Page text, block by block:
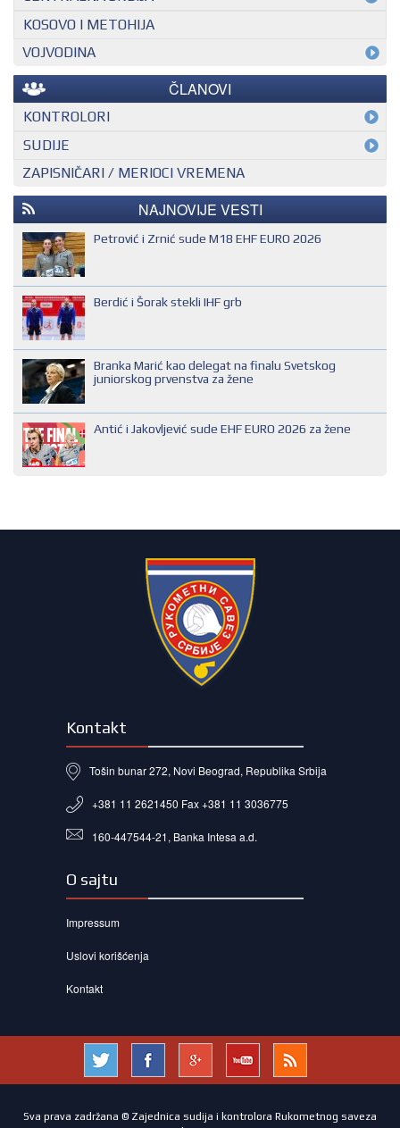
KOSOVO I METOHIJA
VOJVODINA
ČLANOVI
KONTROLORI
MEĐUNARODNI KONTROLOR
NACIONALNI KONTROLOR
REGIONALNI KONTROLOR
SUDIJE
EHF SUDIJA
IHF SUDIJA
MLADI EVROPSKI SUDIJA
NACIONALNI SUDIJA
REGIONALNI SUDIJA
SUDIJA DRUGE KATEGORIJE
SUDIJA OMLADINAC
SUDIJA PRVE KATEGORIJE
ZAPISNIČARI / MERIOCI VREMENA
NAJNOVIJE VESTI
Petrović i Zrnić sude M18 EHF EURO 2026
Berdić i Šorak stekli IHF grb
Branka Marić kao delegat na finalu Svetskog
juniorskog prvenstva za žene
Antić i Jakovljević sude EHF EURO 2026 za žene
Kontakt
Tošin bunar 272, Novi Beograd, Republika Srbija
+381 11 2621450 Fax +381 11 3036775
160-447544-21, Banka Intesa a.d.
O sajtu
Impressum
Uslovi korišćenja
Kontakt
Sva prava zadržana © Zajednica sudija i kontrolora Rukometnog saveza